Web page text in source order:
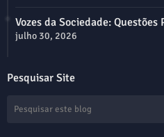
Vozes da Sociedade:
julho 30, 2026
Pesquisar Site